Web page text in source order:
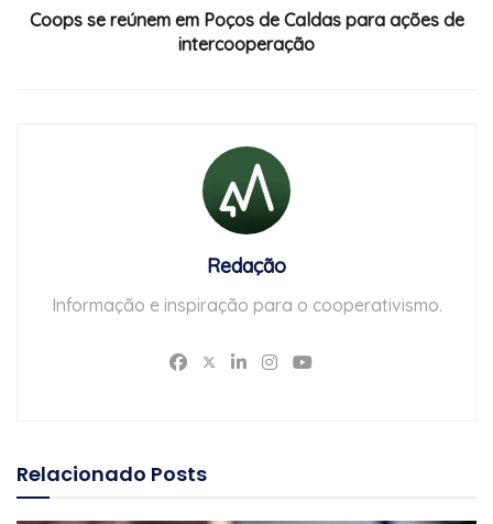
Coops se reúnem em Poços de Caldas para ações de
intercooperação
Redação
Informação e inspiração para o cooperativismo.
Relacionado Posts